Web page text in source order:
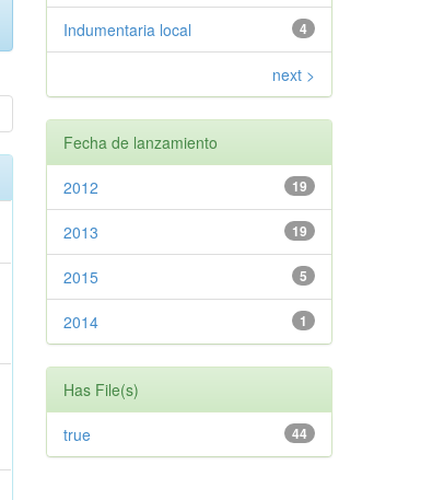
4
Indumentaria local
next >
Fecha de lanzamiento
19
2012
19
2013
5
2015
1
2014
Has File(s)
44
true